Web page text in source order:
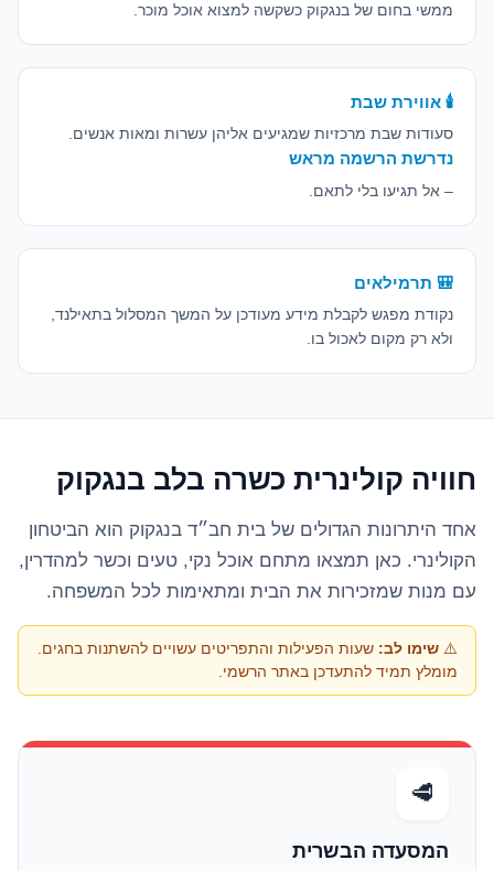
ממשי בחום של בנגקוק כשקשה למצוא אוכל מוכר.
🕯️ אווירת שבת
סעודות שבת מרכזיות שמגיעים אליהן עשרות ומאות אנשים.
נדרשת הרשמה מראש
– אל תגיעו בלי לתאם.
🎒 תרמילאים
נקודת מפגש לקבלת מידע מעודכן על המשך המסלול בתאילנד,
ולא רק מקום לאכול בו.
חוויה קולינרית כשרה בלב בנגקוק
אחד היתרונות הגדולים של בית חב״ד בנגקוק הוא הביטחון
הקולינרי. כאן תמצאו מתחם אוכל נקי, טעים וכשר למהדרין,
עם מנות שמזכירות את הבית ומתאימות לכל המשפחה.
⚠️ שימו לב: שעות הפעילות והתפריטים עשויים להשתנות בחגים.
מומלץ תמיד להתעדכן באתר הרשמי.
🥩
המסעדה הבשרית